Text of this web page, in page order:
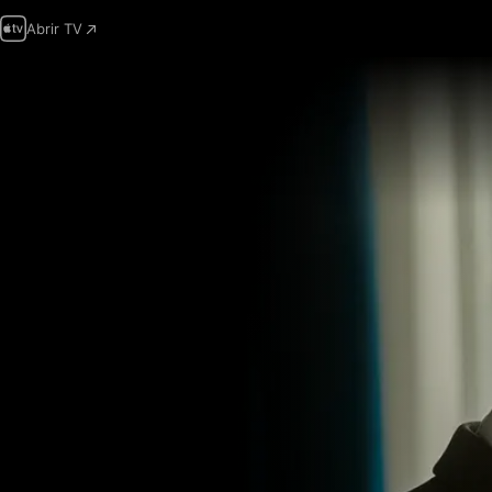
Abrir TV